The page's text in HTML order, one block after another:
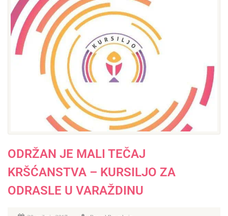
ODRŽAN JE MALI TEČAJ
KRŠĆANSTVA – KURSILJO ZA
ODRASLE U VARAŽDINU